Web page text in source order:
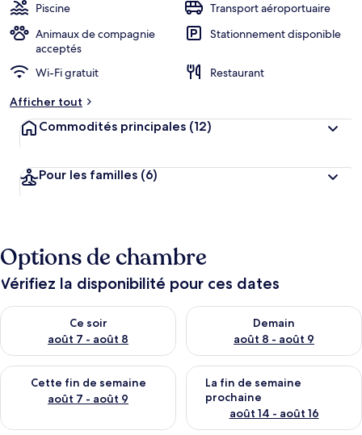
Piscine
Transport aéroportuaire
Animaux de compagnie
acceptés
Stationnement disponible
Wi-Fi gratuit
Restaurant
Afficher tout
Commodités principales (12)
Pour les familles (6)
Options de chambre
Vérifiez la disponibilité pour ces dates
Ce soir
août 7 - août 8
Vérifier la disponibilité pour ce soir août 7 - août 8
Demain
août 8 - août 9
Vérifier la disponibilité pour
Cette fin de semaine
août 7 - août 9
Vérifier la disponibilité pour cette fin de semaine août 7 -
La fin de semaine
prochaine
août 14 - août 16
Vérifier la disponibilité pour